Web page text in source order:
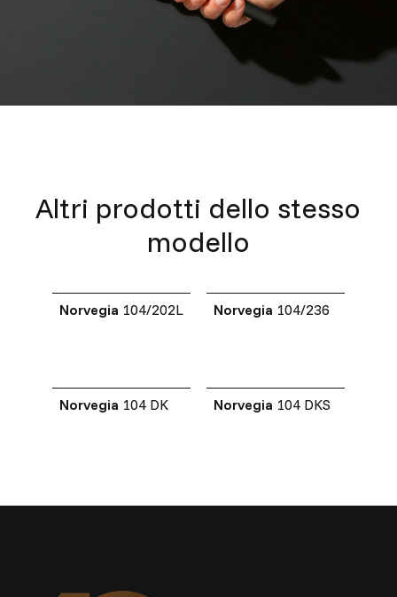
Altri prodotti dello stesso
modello
Norvegia 104/202L Norvegia 104/236
Norvegia 104 DK Norvegia 104 DKS